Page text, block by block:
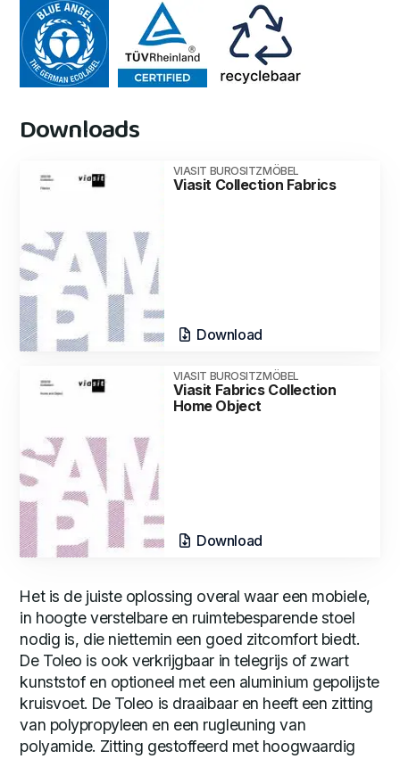
Downloads
VIASIT BUROSITZMÖBEL
Viasit Collection Fabrics
Download
VIASIT BUROSITZMÖBEL
Viasit Fabrics Collection
Home Object
Download
Het is de juiste oplossing overal waar een mobiele,
in hoogte verstelbare en ruimtebesparende stoel
nodig is, die niettemin een goed zitcomfort biedt.
De Toleo is ook verkrijgbaar in telegrijs of zwart
kunststof en optioneel met een aluminium gepolijste
kruisvoet. De Toleo is draaibaar en heeft een zitting
van polypropyleen en een rugleuning van
polyamide. Zitting gestoffeerd met hoogwaardig